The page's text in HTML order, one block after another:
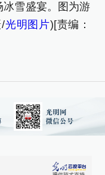
雪盛宴。图为游
光明图片)[责编：